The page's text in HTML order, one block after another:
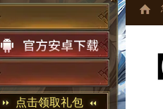
点击领取礼包